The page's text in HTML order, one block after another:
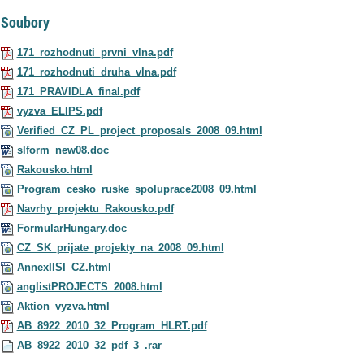
Soubory
171_rozhodnuti_prvni_vlna.pdf
171_rozhodnuti_druha_vlna.pdf
171_PRAVIDLA_final.pdf
vyzva_ELIPS.pdf
Verified_CZ_PL_project_proposals_2008_09.html
slform_new08.doc
Rakousko.html
Program_cesko_ruske_spoluprace2008_09.html
Navrhy_projektu_Rakousko.pdf
FormularHungary.doc
CZ_SK_prijate_projekty_na_2008_09.html
AnnexIISI_CZ.html
anglistPROJECTS_2008.html
Aktion_vyzva.html
AB_8922_2010_32_Program_HLRT.pdf
AB_8922_2010_32_pdf_3_.rar